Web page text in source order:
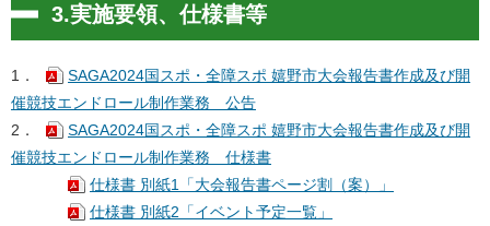
3.実施要領、仕様書等
1．
SAGA2024国スポ・全障スポ 嬉野市大会報告書作成及び開
催競技エンドロール制作業務 公告
2．
SAGA2024国スポ・全障スポ 嬉野市大会報告書作成及び開
催競技エンドロール制作業務 仕様書
仕様書 別紙1「大会報告書ページ割（案）」
仕様書 別紙2「イベント予定一覧」